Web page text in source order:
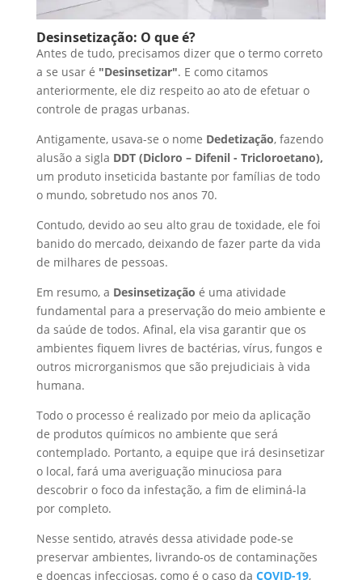
Desinsetização: O que é?
Antes de tudo, precisamos dizer que o termo correto
a se usar é "Desinsetizar". E como citamos
anteriormente, ele diz respeito ao ato de efetuar o
controle de pragas urbanas.
Antigamente, usava-se o nome Dedetização, fazendo
alusão a sigla DDT (Dicloro – Difenil - Tricloroetano),
um produto inseticida bastante por famílias de todo
o mundo, sobretudo nos anos 70.
Contudo, devido ao seu alto grau de toxidade, ele foi
banido do mercado, deixando de fazer parte da vida
de milhares de pessoas.
Em resumo, a Desinsetização é uma atividade
fundamental para a preservação do meio ambiente e
da saúde de todos. Afinal, ela visa garantir que os
ambientes fiquem livres de bactérias, vírus, fungos e
outros microrganismos que são prejudiciais à vida
humana.
Todo o processo é realizado por meio da aplicação
de produtos químicos no ambiente que será
contemplado. Portanto, a equipe que irá desinsetizar
o local, fará uma averiguação minuciosa para
descobrir o foco da infestação, a fim de eliminá-la
por completo.
Nesse sentido, através dessa atividade pode-se
preservar ambientes, livrando-os de contaminações
e doenças infecciosas, como é o caso da COVID-19,